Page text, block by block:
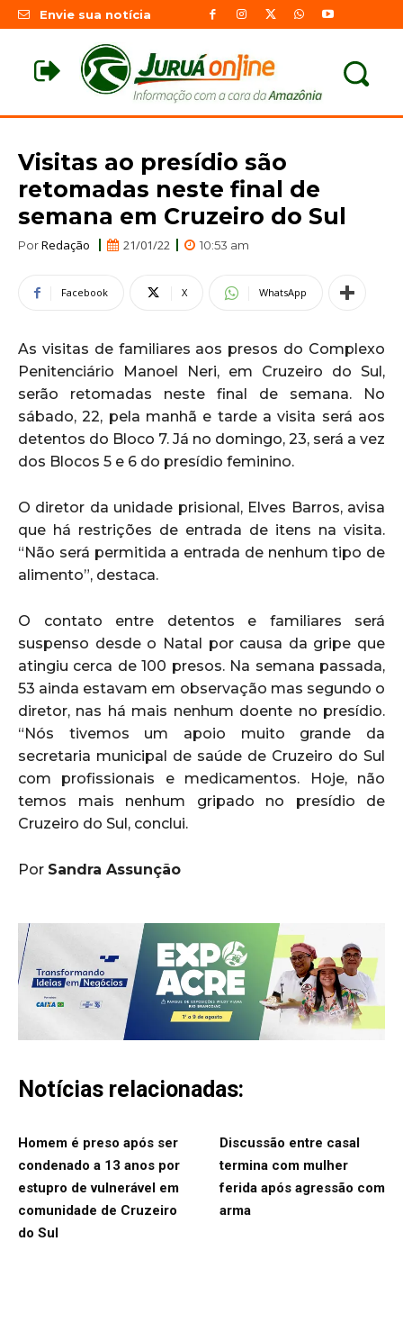
Envie sua notícia
Visitas ao presídio são
retomadas neste final de
semana em Cruzeiro do Sul
PorRedação 21/01/22 10:53 am
Facebook X WhatsApp
As visitas de familiares aos presos do Complexo
Penitenciário Manoel Neri, em Cruzeiro do Sul,
serão retomadas neste final de semana. No
sábado, 22, pela manhã e tarde a visita será aos
detentos do Bloco 7. Já no domingo, 23, será a vez
dos Blocos 5 e 6 do presídio feminino.
O diretor da unidade prisional, Elves Barros, avisa
que há restrições de entrada de itens na visita.
“Não será permitida a entrada de nenhum tipo de
alimento”, destaca.
O contato entre detentos e familiares será
suspenso desde o Natal por causa da gripe que
atingiu cerca de 100 presos. Na semana passada,
53 ainda estavam em observação mas segundo o
diretor, nas há mais nenhum doente no presídio.
“Nós tivemos um apoio muito grande da
secretaria municipal de saúde de Cruzeiro do Sul
com profissionais e medicamentos. Hoje, não
temos mais nenhum gripado no presídio de
Cruzeiro do Sul, conclui.
Por Sandra Assunção
Notícias relacionadas:
Homem é preso após ser
condenado a 13 anos por
estupro de vulnerável em
comunidade de Cruzeiro
do Sul
Discussão entre casal
termina com mulher
ferida após agressão com
arma